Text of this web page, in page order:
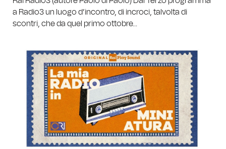
a Radio3 un luogo d’incontro, di incroci, talvolta di
scontri, che da quel primo ottobre...